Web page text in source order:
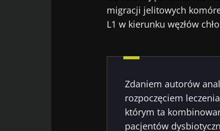
migracji jelitowych
L1 w kierunku węzłów
Zdaniem autorów
rozpoczęciem
którym ta
pacjentów